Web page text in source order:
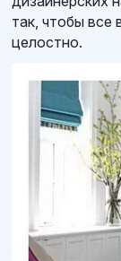
так, чтобы все
целостно.